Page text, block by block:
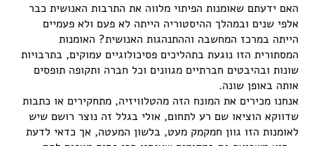
האם ידעתם שאומנות הפיתוי מלווה את התרבות האנושית כבר
אלפי שנים ובמהלך ההיסטוריה הייתה לא פעם ולא פעמיים
הייתה במרכז המחשבה וההתנהגות האנושית? האומנות
המסתורית הזו נוגעת בתהליכים פסיכולוגיים עמוקים, בתרבויות
שונות ובהיבטים חברתיים מגוונים וכל חברה ותקופה תופסים
אותה באופן שונה.
אנחנו מכירים את המונח הזה מהטלוויזיה, מתחקירים או כתבות
שדווקא הוציאו שם רע לתחום, אולי בגלל זה נוצר רושם שיש
לאומנות הזו גוון חמקמק מעט, בלשון המעטה, אך כדאי לדעת